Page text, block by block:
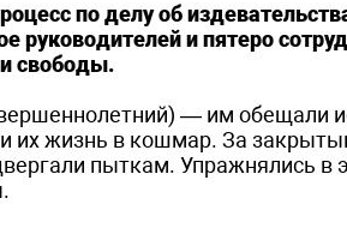
по делу об
руководителей и пятеро
свободы.
— им обещали
их жизнь в кошмар. За
пыткам. Упражнялись в